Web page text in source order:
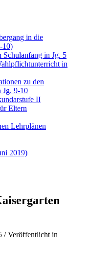
in die
10)
Schulanfang in Jg. 5
in
zu den
Jg. 9-10
II
Eltern
Lehrplänen
2019)
/Veröffentlicht in